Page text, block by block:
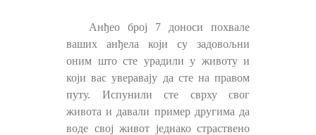
Анђео број 7 доноси похвале
ваших анђела који су задовољни
оним што сте урадили у животу и
који вас уверавају да сте на правом
путу. Испунили сте сврху свог
живота и давали пример другима да
воде свој живот једнако страствено